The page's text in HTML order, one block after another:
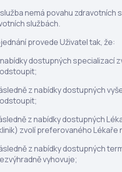
nemá povahu zdravotních
službách.
provede Uživatel tak, že:
dostupných specializací
z nabídky dostupných
z nabídky dostupných
zvolí preferovaného Lékaře
z nabídky dostupných
vyhovuje;